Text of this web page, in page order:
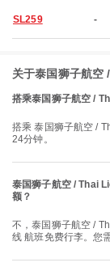
SL259 -
关于泰国狮子航
搭乘泰国狮子航空 /
搭乘 泰国狮子航空 / Thai Lion Air 从 丹帕沙 前往 曼谷 的飞行时长约为 4小时
24分钟。
泰国狮子航空 / Thai
额？
不，泰国狮子航空 / Thai Lion Air 不包含从 丹帕沙 前往 曼谷 的 国内 & 国际航
线 航班免费行李。您